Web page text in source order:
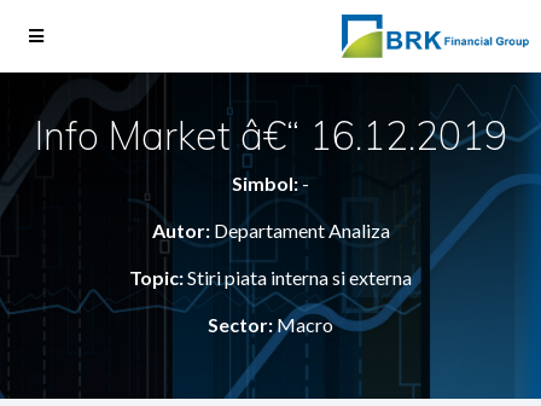
Info Market â€“ 16.12.2019
Simbol: -
Autor:Departament Analiza
Topic:Stiri piata interna si externa
Sector: Macro